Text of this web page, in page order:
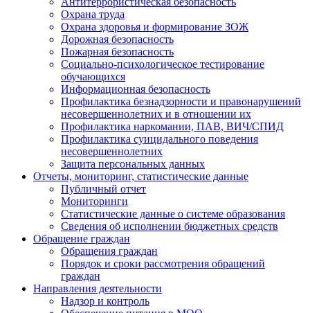
Охрана труда
Охрана здоровья и формирование ЗОЖ
Дорожная безопасность
Пожарная безопасность
Социально-психологическое тестирование
обучающихся
Информационная безопасность
Профилактика безнадзорности и правонарушений
несовершеннолетних и в отношении их
Профилактика наркомании, ПАВ, ВИЧ/СПИД
Профилактика суицидального поведения
несовершеннолетних
Защита персональных данных
Отчеты, мониторинг, статистические данные
Публичный отчет
Мониторинги
Статистические данные о системе образования
Сведения об исполнении бюджетных средств
Обращение граждан
Обращения граждан
Порядок и сроки рассмотрения обращений
граждан
Направления деятельности
Надзор и контроль